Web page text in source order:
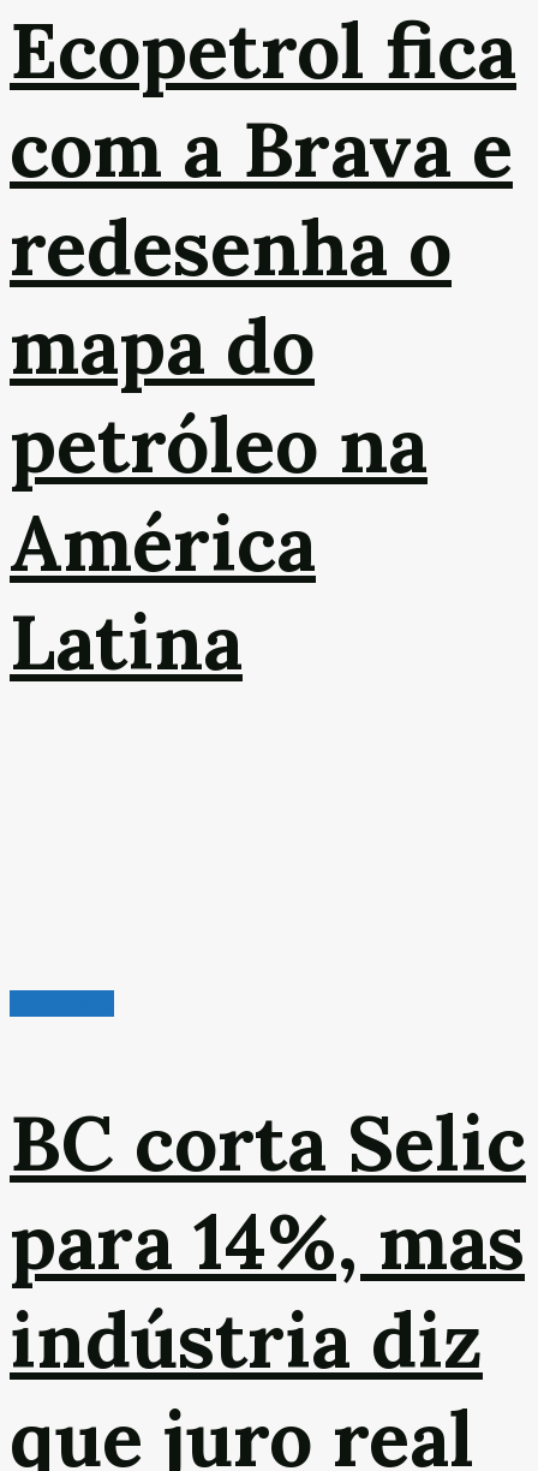
Ecopetrol fica
com a Brava e
redesenha o
mapa do
petróleo na
América
Latina
BC corta Selic
para 14%, mas
indústria diz
que juro real